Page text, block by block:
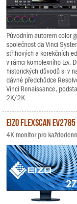
Původním autorem color
společnost da Vinci
střihových a korekčních
v rámci komplexního tzv.
historických důvodů si v
dávné předchůdce
Vinci Renaissance,
2K/2K...
EIZO FlexScan EV2785
4K monitor pro